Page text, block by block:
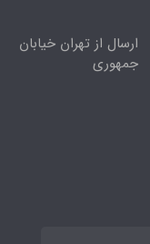
ارسال از تهران خیابان
جمهوری